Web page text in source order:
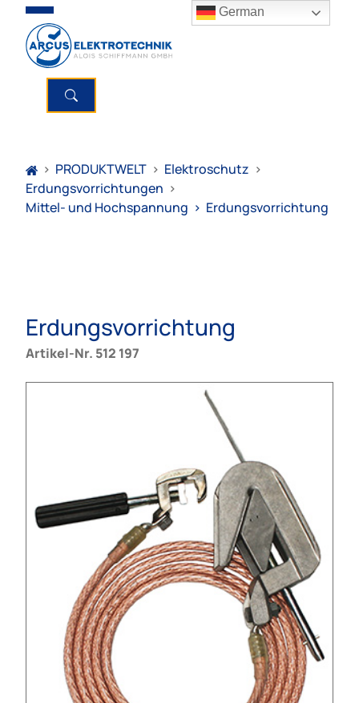
> PRODUKTWELT > Elektroschutz >
Erdungsvorrichtungen >
Mittel- und Hochspannung > Erdungsvorrichtung
Erdungsvorrichtung
Artikel-Nr. 512 197
German